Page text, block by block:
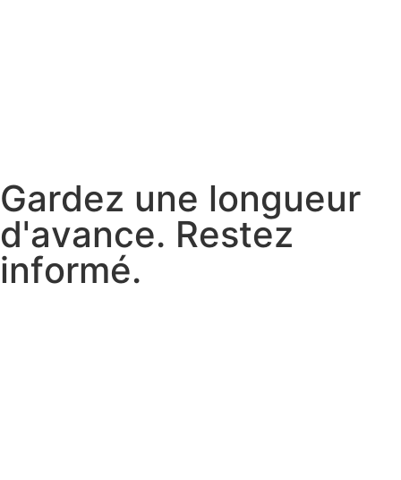
Gardez une longueur
d'avance. Restez
informé.